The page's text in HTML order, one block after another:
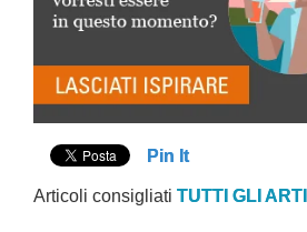
Pin It
Articoli consigliati TUTTI GLI